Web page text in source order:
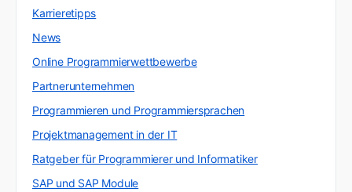
Karrieretipps
News
Online Programmierwettbewerbe
Partnerunternehmen
Programmieren und Programmiersprachen
Projektmanagement in der IT
Ratgeber für Programmierer und Informatiker
SAP und SAP Module